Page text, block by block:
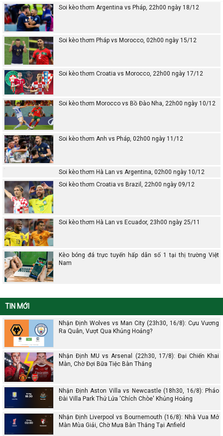
Soi kèo thơm Argentina vs Pháp, 22h00 ngày 18/12
Soi kèo thơm Pháp vs Morocco, 02h00 ngày 15/12
Soi kèo thơm Croatia vs Morocco, 22h00 ngày 17/12
Soi kèo thơm Morocco vs Bồ Đào Nha, 22h00 ngày 10/12
Soi kèo thơm Anh vs Pháp, 02h00 ngày 11/12
Soi kèo thơm Hà Lan vs Argentina, 02h00 ngày 10/12
Soi kèo thơm Croatia vs Brazil, 22h00 ngày 09/12
Soi kèo thơm Hà Lan vs Ecuador, 23h00 ngày 25/11
Kèo bóng đá trực tuyến hấp dẫn số 1 tại thị trường Việt
Nam
TIN MỚI
Nhận Định Wolves vs Man City (23h30, 16/8): Cựu Vương
Ra Quân, Vượt Qua Khủng Hoảng?
Nhận Định MU vs Arsenal (22h30, 17/8): Đại Chiến Khai
Màn, Chờ Đợi Bữa Tiệc Bàn Thắng
Nhận Định Aston Villa vs Newcastle (18h30, 16/8): Pháo
Đài Villa Park Thử Lửa 'Chích Chòe' Khủng Hoảng
Nhận Định Liverpool vs Bournemouth (16/8): Nhà Vua Mở
Màn Mùa Giải, Chờ Mưa Bàn Thắng Tại Anfield